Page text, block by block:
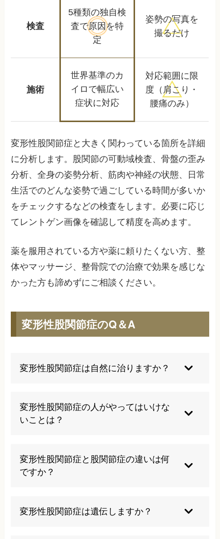
検査
5種類の独自検
査で原因を特
定
姿勢の写真を
撮るだけ
施術
世界基準のカ
イロで幅広い
症状に対応
対応範囲に限
度 （肩こり・
腰痛のみ）
変形性股関節症と大きく関わっている箇所を詳細
に分析します。股関節の可動域検査、骨盤の歪み
分析、全身の姿勢分析、筋肉や神経の状態、日常
生活でのどんな姿勢で過ごしている時間が多いか
をチェックするなどの検査をします。必要に応じ
てレントゲン画像を確認して精度を高めます。
薬を服用されている方や薬に頼りたくない方、整
体やマッサージ、整骨院での治療で効果を感じな
かった方も諦めずにご相談ください。
変形性股関節症のQ＆A
変形性股関節症は自然に治りますか？
は期待できません。しかし適切な治療により症状
の改善や進行の抑制は可能です。
変形性股関節症の人がやってはいけな
いことは？
事など股関節に過度な負担をかける動作は避ける
べきです。
変形性股関節症と股関節症の違いは何
ですか？
節症はその中でも軟骨の摩耗と骨の変形を特徴と
する特定の疾患です。
変形性股関節症は遺伝しますか？